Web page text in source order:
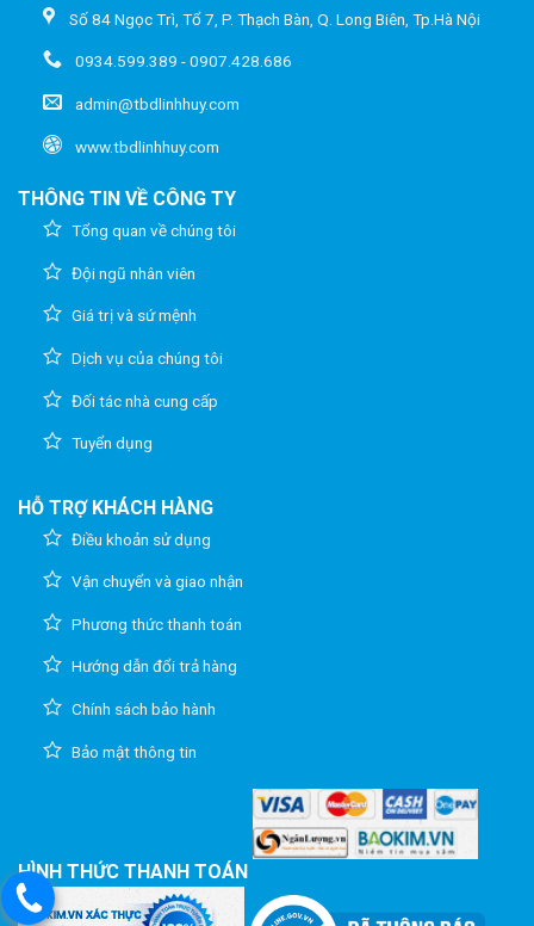
Số 84 Ngọc Trì, Tổ 7, P. Thạch Bàn, Q. Long Biên, Tp.Hà Nội
0934.599.389 - 0907.428.686
admin@tbdlinhhuy.com
www.tbdlinhhuy.com
THÔNG TIN VỀ CÔNG TY
Tổng quan về chúng tôi
Đội ngũ nhân viên
Giá trị và sứ mệnh
Dịch vụ của chúng tôi
Đối tác nhà cung cấp
Tuyển dụng
HỖ TRỢ KHÁCH HÀNG
Điều khoản sử dụng
Vận chuyển và giao nhận
Phương thức thanh toán
Hướng dẫn đổi trả hàng
Chính sách bảo hành
Bảo mật thông tin
HÌNH THỨC THANH TOÁN